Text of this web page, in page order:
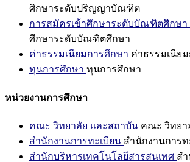
ศึกษาระดับปริญญาบัณฑิต
การสมัครเข้าศึกษาระดับบัณฑิตศึกษา
ศึกษาระดับบัณฑิตศึกษา
ค่าธรรมเนียมการศึกษา ค่าธรรมเนีย
ทุนการศึกษา ทุนการศึกษา
หน่วยงานการศึกษา
คณะ วิทยาลัย และสถาบัน คณะ วิทยา
สำนักงานการทะเบียน สำนักงานการท
สำนักบริหารเทคโนโลยีสารสนเทศ ส